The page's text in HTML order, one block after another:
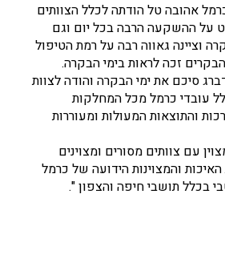
אהובה טל הודתה לכלל הצוותים
על ההשקעה הרבה בכל יום וגם
וציינה גאווה רבה על רמת הטיפול
זכה לראות בימי הבקרה.
סיכם את ימי הבקרה והודה לצוות
עובדי כרמל מכל המחלקות
והתוצאות המעולות ומעוררות
עם צוותים מסורים ומצוינים
והמצוינות הידועה של כרמל
בכלל תושבי חיפה והצפון ".